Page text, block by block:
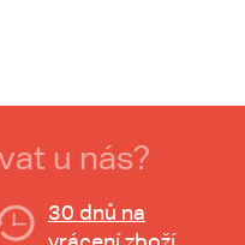
u nás?
30 dnů na